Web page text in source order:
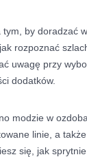
by doradzać
rozpoznać
uwagę przy
dodatków.
modzie w
linie, a
się, jak